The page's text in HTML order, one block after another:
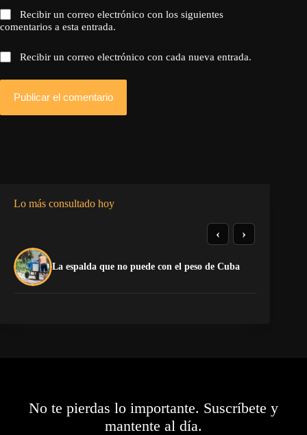
Recibir un correo electrónico con los siguientes
comentarios a esta entrada.
Recibir un correo electrónico con cada nueva entrada.
Publicar el comentario
Lo más consultado hoy
La espalda que no puede con el peso de Cuba
‹ ›
No te pierdas lo importante. Suscríbete y
mantente al día.